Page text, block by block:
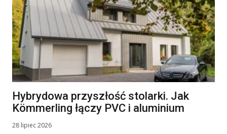
Hybrydowa przyszłość stolarki. Jak
Kömmerling łączy PVC i aluminium
28 lipiec 2026